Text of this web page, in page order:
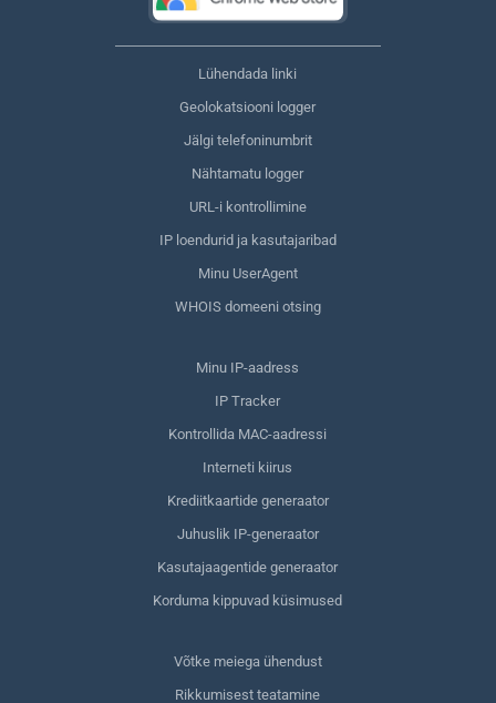
Lühendada linki
Geolokatsiooni logger
Jälgi telefoninumbrit
Nähtamatu logger
URL-i kontrollimine
IP loendurid ja kasutajaribad
Minu UserAgent
WHOIS domeeni otsing
Minu IP-aadress
IP Tracker
Kontrollida MAC-aadressi
Interneti kiirus
Krediitkaartide generaator
Juhuslik IP-generaator
Kasutajaagentide generaator
Korduma kippuvad küsimused
Võtke meiega ühendust
Rikkumisest teatamine